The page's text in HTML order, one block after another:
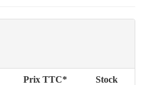
Prix TTC* Stock